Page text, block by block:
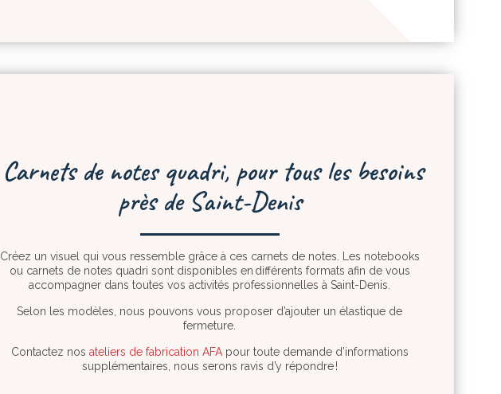
Carnets de notes quadri, pour tous les besoins
près de Saint-Denis
Créez un visuel qui vous ressemble grâce à ces carnets de notes. Les notebooks
ou carnets de notes quadri sont disponibles en différents formats afin de vous
accompagner dans toutes vos activités professionnelles à Saint-Denis.
Selon les modèles, nous pouvons vous proposer d’ajouter un élastique de
fermeture.
Contactez nos ateliers de fabrication AFApour toute demande d’informations
supplémentaires, nous serons ravis d’y répondre !